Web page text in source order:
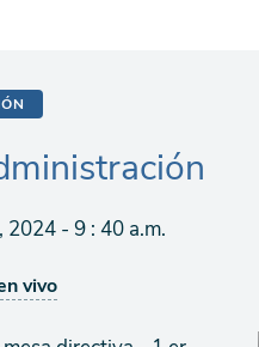
2024 - 9 : 40 a.m.
vivo